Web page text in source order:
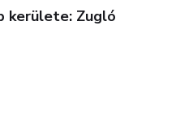
kerülete: Zugló